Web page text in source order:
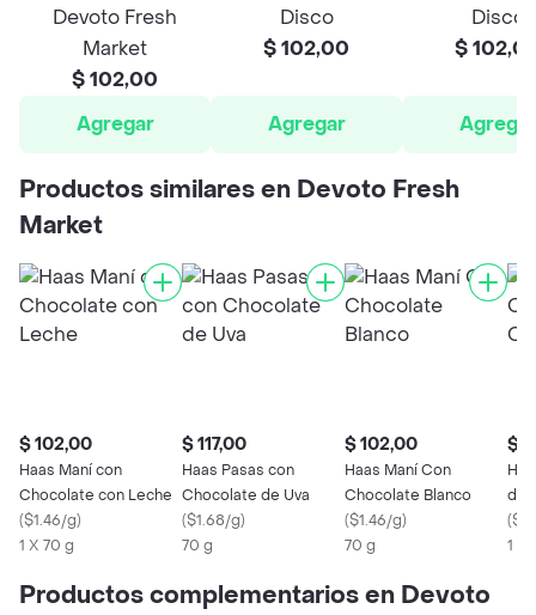
Devoto Fresh
Market
$ 102,00
Agregar
Disco
$ 102,00
Agregar
Disco
$
Agregar
Productos similares en Devoto Fresh
Market
$ 102,00
Haas Maní con
Chocolate con Leche
($1.46/g)
1 X 70 g
$ 117,00
Haas Pasas con
Chocolate de Uva
($1.68/g)
70 g
$ 102,00
Haas Maní Con
Chocolate Blanco
($1.46/g)
70 g
$
de
(
1 X
Productos complementarios en Devoto